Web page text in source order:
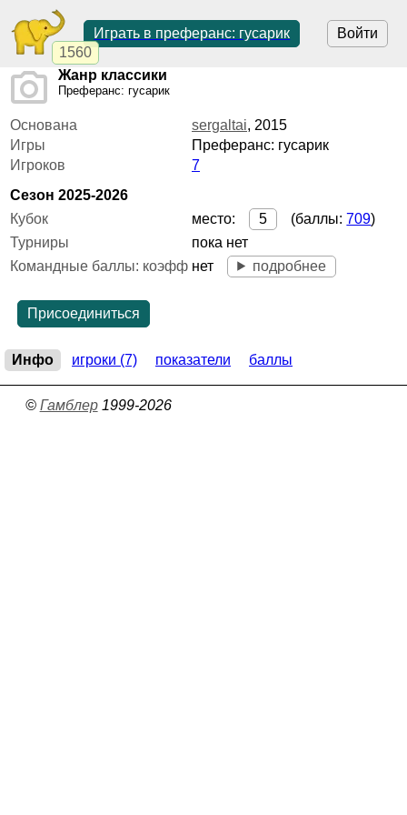
1560
Войти
Играть в преферанс: гусарик
Жанр классики
Преферанс: гусарик
Основана sergaltai, 2015
Игры
Преферанс: гусарик
Игроков
7
Сезон 2025-2026
Кубок
место: 5 (баллы:709)
Турниры
пока нет
Командные баллы: коэфф нет подробнее
Присоединиться
Инфо игроки (7) показатели баллы
© Гамблер1999-2026